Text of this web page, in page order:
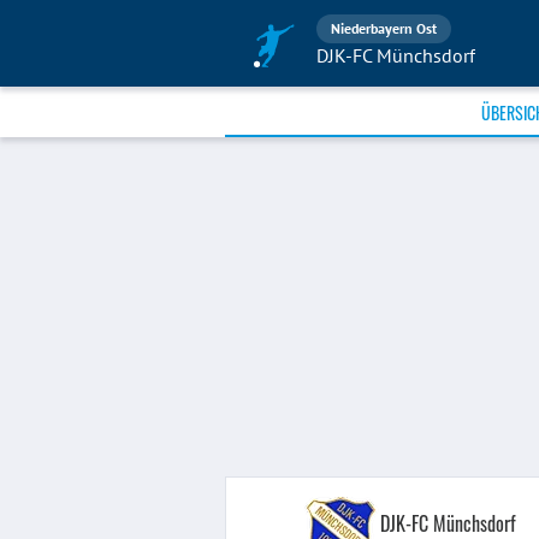
Niederbayern Ost
DJK-FC Münchsdorf
DJK-FC Münchsdorf